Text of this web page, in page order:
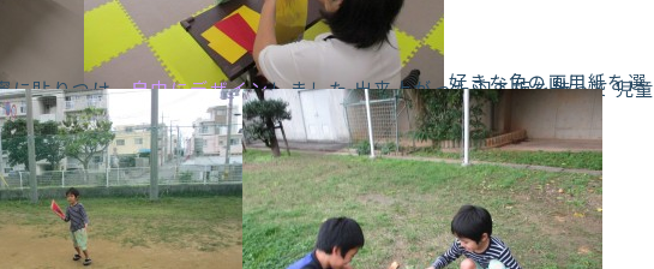
好きな色の画用紙を選
に貼りつけ、自由にデザインしました 出来上がった羽子板を持って 児童